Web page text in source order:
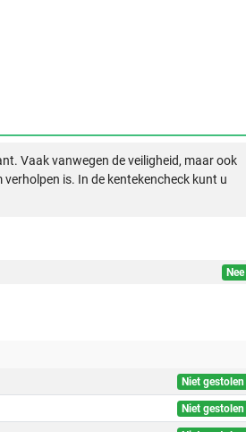
Vaak vanwegen de veiligheid, maar ook
is. In de kentekencheck kunt u
Nee
Niet gestolen
Niet gestolen